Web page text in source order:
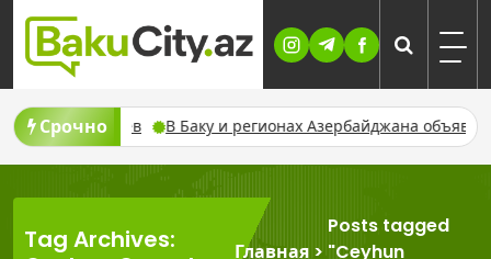
Skip
content
Срочно
Вагиф Набиев В Баку и регионах Азербайджана
Tag Archives:
Главная>
Posts tagged
"Ceyhun